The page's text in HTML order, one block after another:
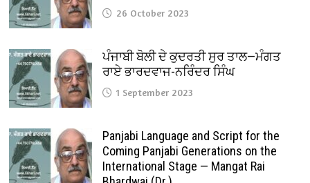
26 October 2023
ਪੰਜਾਬੀ ਬੋਲੀ ਦੇ ਕੁਦਰਤੀ ਸੁਰ ਤਾਲ—ਮੰਗਤ
ਰਾਏ ਭਾਰਦਵਾਜ-ਨਰਿੰਦਰ ਸਿੰਘ
1 September 2023
Panjabi Language and Script for the
Coming Panjabi Generations on the
International Stage — Mangat Rai